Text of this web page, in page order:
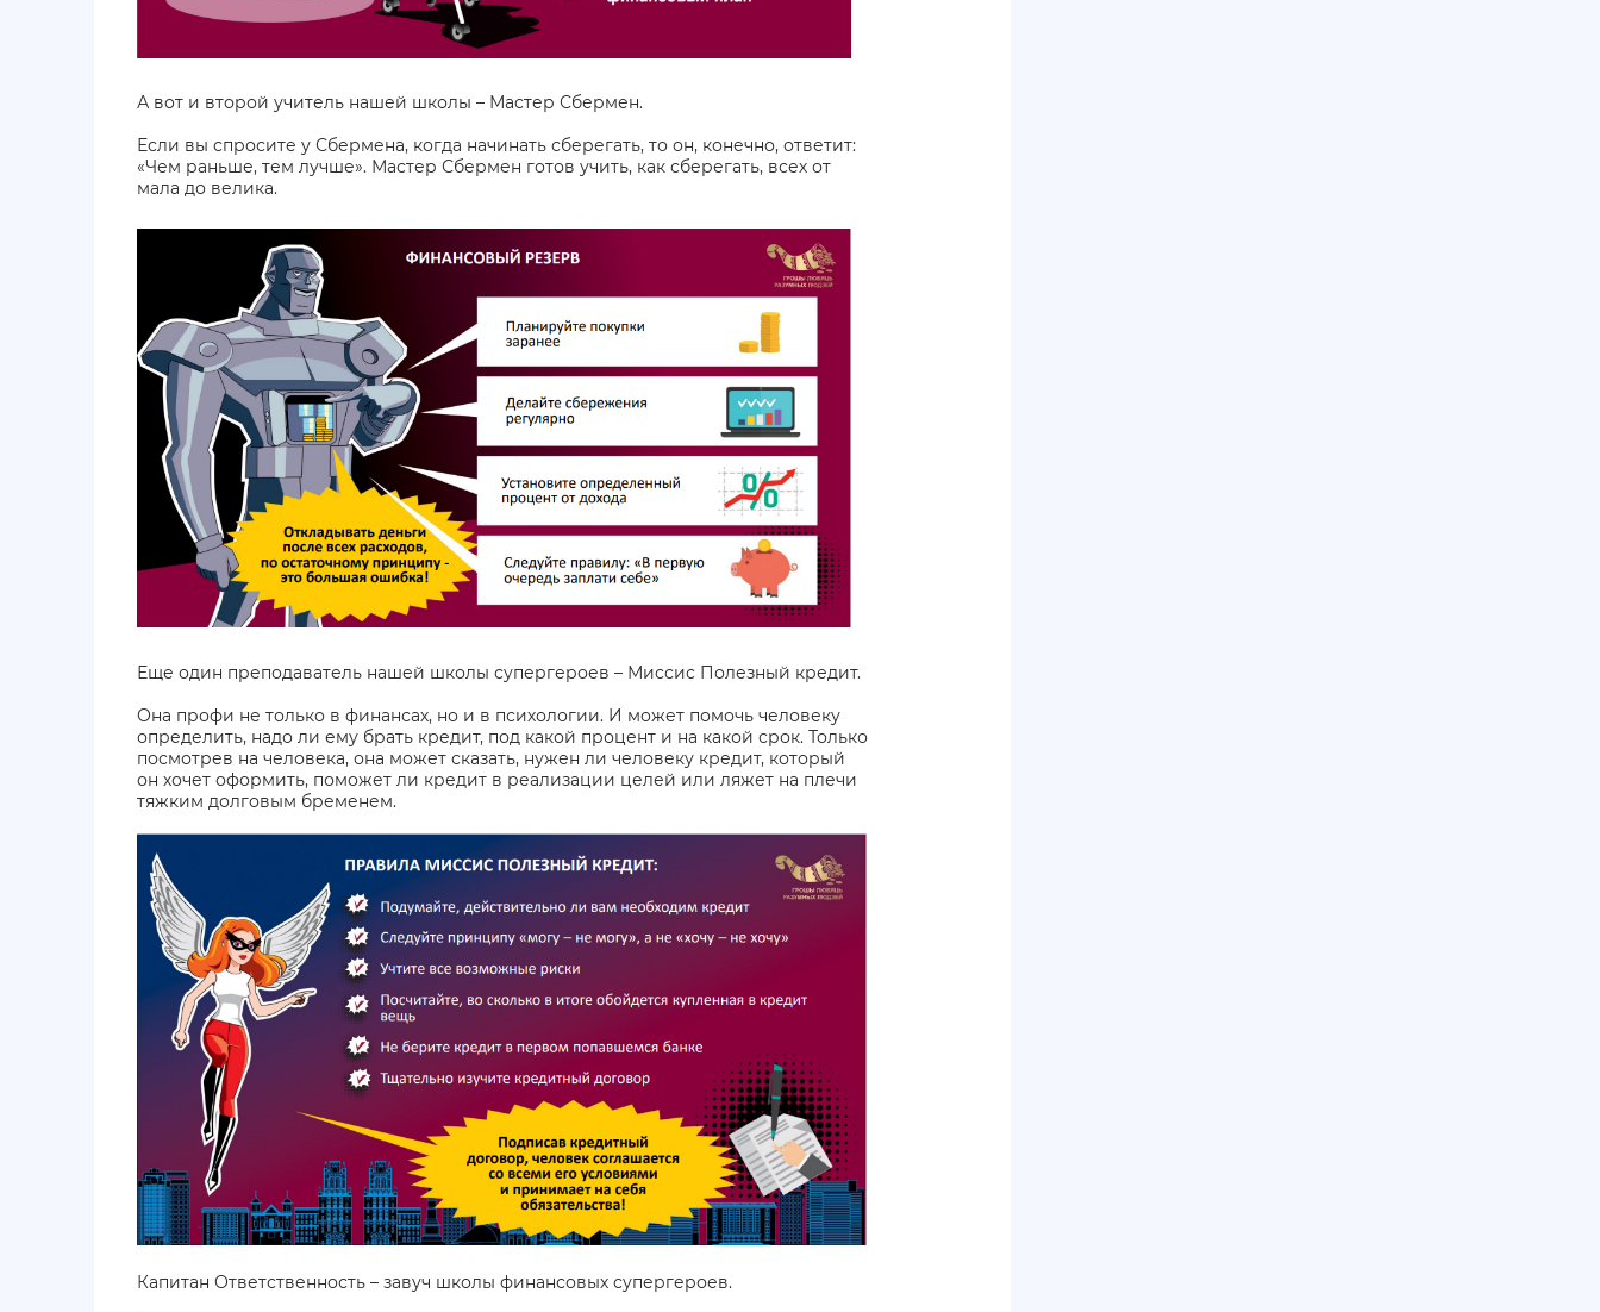
А вот и второй учитель нашей школы – Мастер Сбермен.
Если вы спросите у Сбермена, когда начинать сберегать, то он, конечно, ответит:
«Чем раньше, тем лучше». Мастер Сбермен готов учить, как сберегать, всех от
мала до велика.
Еще один преподаватель нашей школы супергероев – Миссис Полезный кредит.
Она профи не только в финансах, но и в психологии. И может помочь человеку
определить, надо ли ему брать кредит, под какой процент и на какой срок. Только
посмотрев на человека, она может сказать, нужен ли человеку кредит, который
он хочет оформить, поможет ли кредит в реализации целей или ляжет на плечи
тяжким долговым бременем.
Капитан Ответственность – завуч школы финансовых супергероев.